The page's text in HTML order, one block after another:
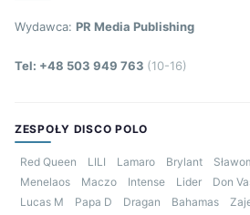
Wydawca: PR Media Publishing
Tel: +48 503 949 763 (10-16)
ZESPOŁY DISCO POLO
Red Queen LILI Lamaro Brylant
Menelaos
Maczo Intense Lider Don
Lucas M
Papa D Dragan Bahamas